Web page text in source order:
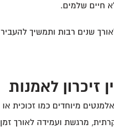
חיים שלמים.
שנים רבות ותמשיך
לאמנות
מיוחדים כמו זכוכית או
מרגשת ועמידה לאורך